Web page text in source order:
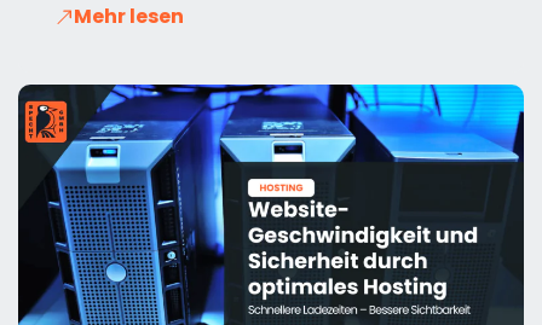
Mehr lesen